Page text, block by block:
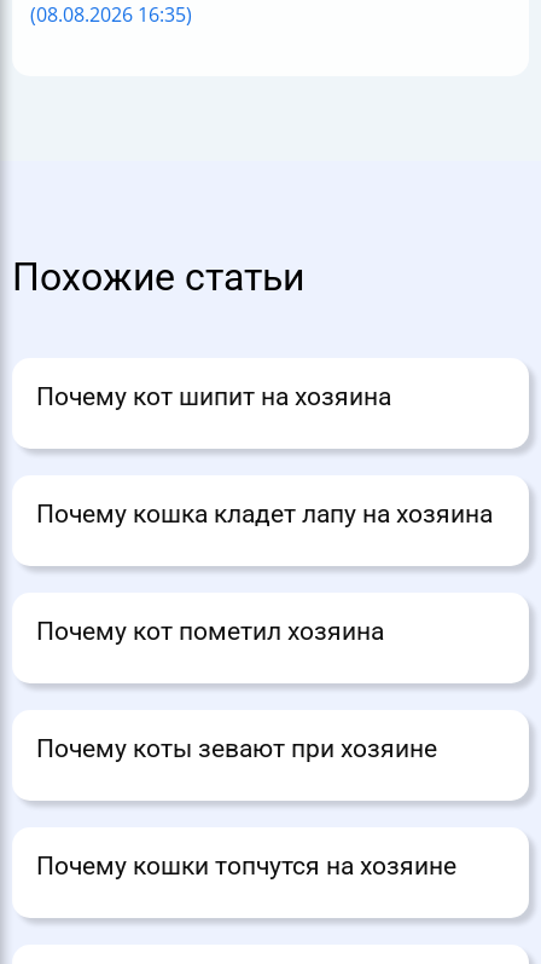
(08.08.2026 16:35)
Похожие статьи
Почему кот шипит на хозяина
Почему кошка кладет лапу на хозяина
Почему кот пометил хозяина
Почему коты зевают при хозяине
Почему кошки топчутся на хозяине